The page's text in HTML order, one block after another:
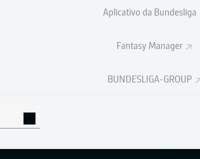
Aplicativo da Bundesliga
Fantasy Manager
BUNDESLIGA-GROUP